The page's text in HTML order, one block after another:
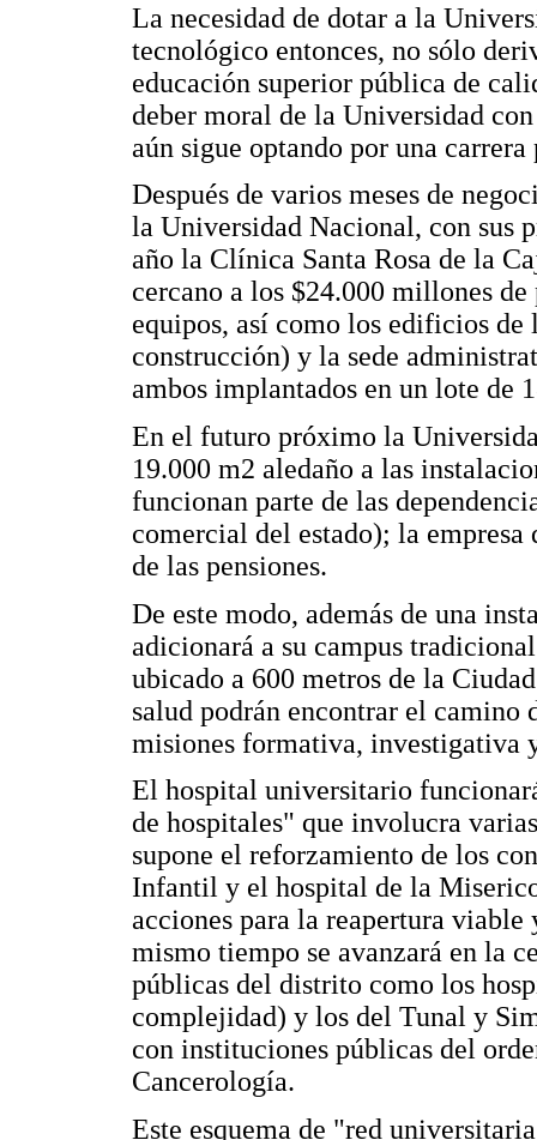
La necesidad de dotar a la
tecnológico entonces, no sólo
educación superior pública de
deber moral de la Universidad
aún sigue optando por una
Después de varios meses de
la Universidad Nacional, con sus
año la Clínica Santa Rosa de la
cercano a los $24.000 millones
equipos, así como los edificios
construcción) y la sede
ambos implantados en un lote de
En el futuro próximo la
19.000 m2 aledaño a las
funcionan parte de las
comercial del estado); la
de las pensiones.
De este modo, además de una
adicionará a su campus
ubicado a 600 metros de la
salud podrán encontrar el
misiones formativa, investigativa
El hospital universitario
de hospitales" que involucra
supone el reforzamiento de los
Infantil y el hospital de la
acciones para la reapertura
mismo tiempo se avanzará en la
públicas del distrito como los
complejidad) y los del Tunal y
con instituciones públicas del
Cancerología.
Este esquema de "red